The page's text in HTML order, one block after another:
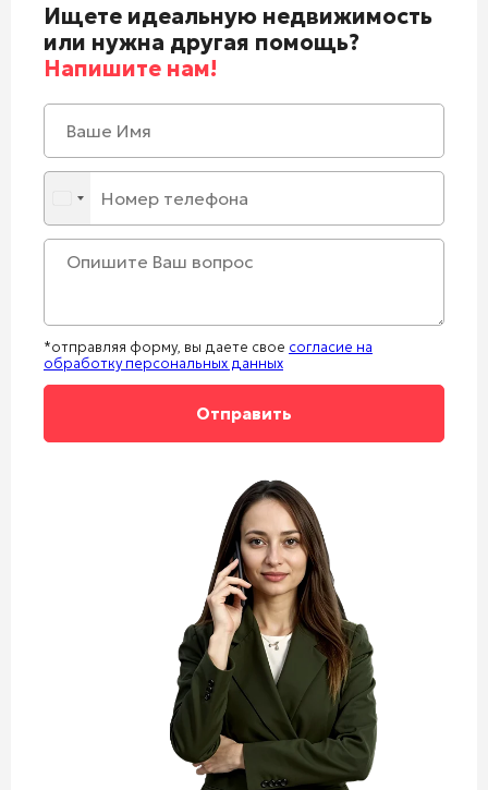
Ищете идеальную недвижимость
или нужна другая помощь?
Напишите нам!
*отправляя форму, вы даете свое согласие на
обработку персональных данных